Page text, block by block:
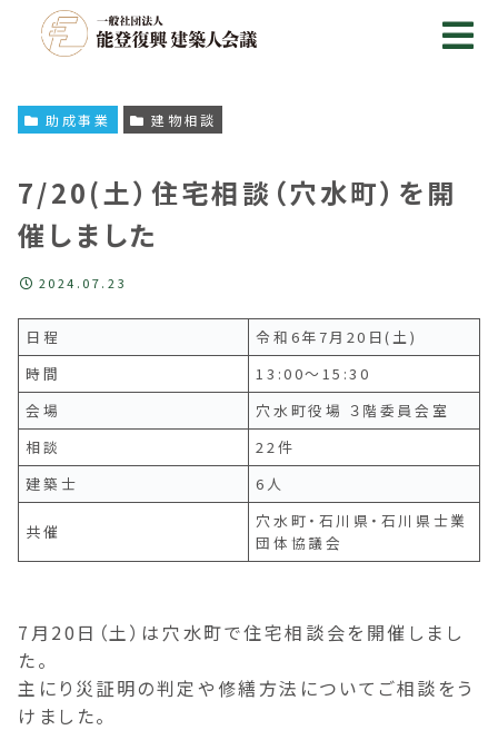
7/20(土）住宅相談（穴水町）を開
催しました
2024.07.23
助成事業 建物相談
日程
令和6年7月20日(土)
時間
13:00～15:30
会場
穴水町役場 ３階委員会室
相談
22件
建築士
6人
共催
穴水町・石川県・石川県士業
団体協議会
7月20日（土）は穴水町で住宅相談会を開催しまし
た。
主にり災証明の判定や修繕方法についてご相談をう
けました。